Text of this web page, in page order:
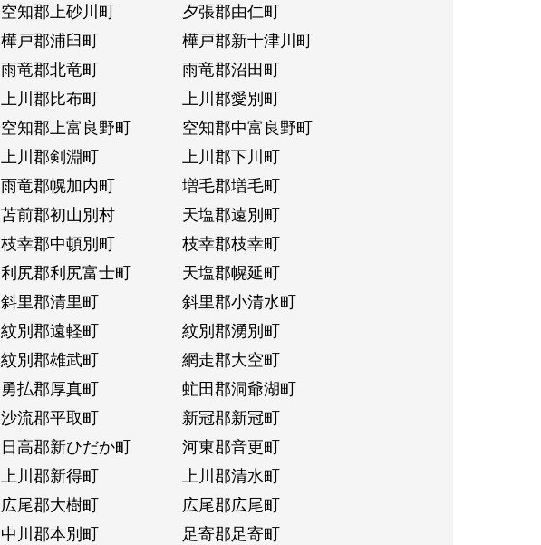
空知郡上砂川町
夕張郡由仁町
樺戸郡浦臼町
樺戸郡新十津川町
雨竜郡北竜町
雨竜郡沼田町
上川郡比布町
上川郡愛別町
空知郡上富良野町
空知郡中富良野町
上川郡剣淵町
上川郡下川町
雨竜郡幌加内町
増毛郡増毛町
苫前郡初山別村
天塩郡遠別町
枝幸郡中頓別町
枝幸郡枝幸町
利尻郡利尻富士町
天塩郡幌延町
斜里郡清里町
斜里郡小清水町
紋別郡遠軽町
紋別郡湧別町
紋別郡雄武町
網走郡大空町
勇払郡厚真町
虻田郡洞爺湖町
沙流郡平取町
新冠郡新冠町
日高郡新ひだか町
河東郡音更町
上川郡新得町
上川郡清水町
広尾郡大樹町
広尾郡広尾町
中川郡本別町
足寄郡足寄町